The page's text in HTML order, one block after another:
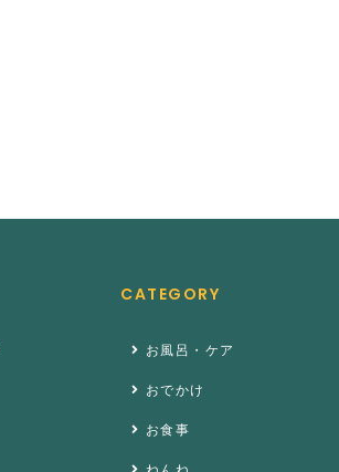
CATEGORY
お風呂・ケア
おでかけ
お食事